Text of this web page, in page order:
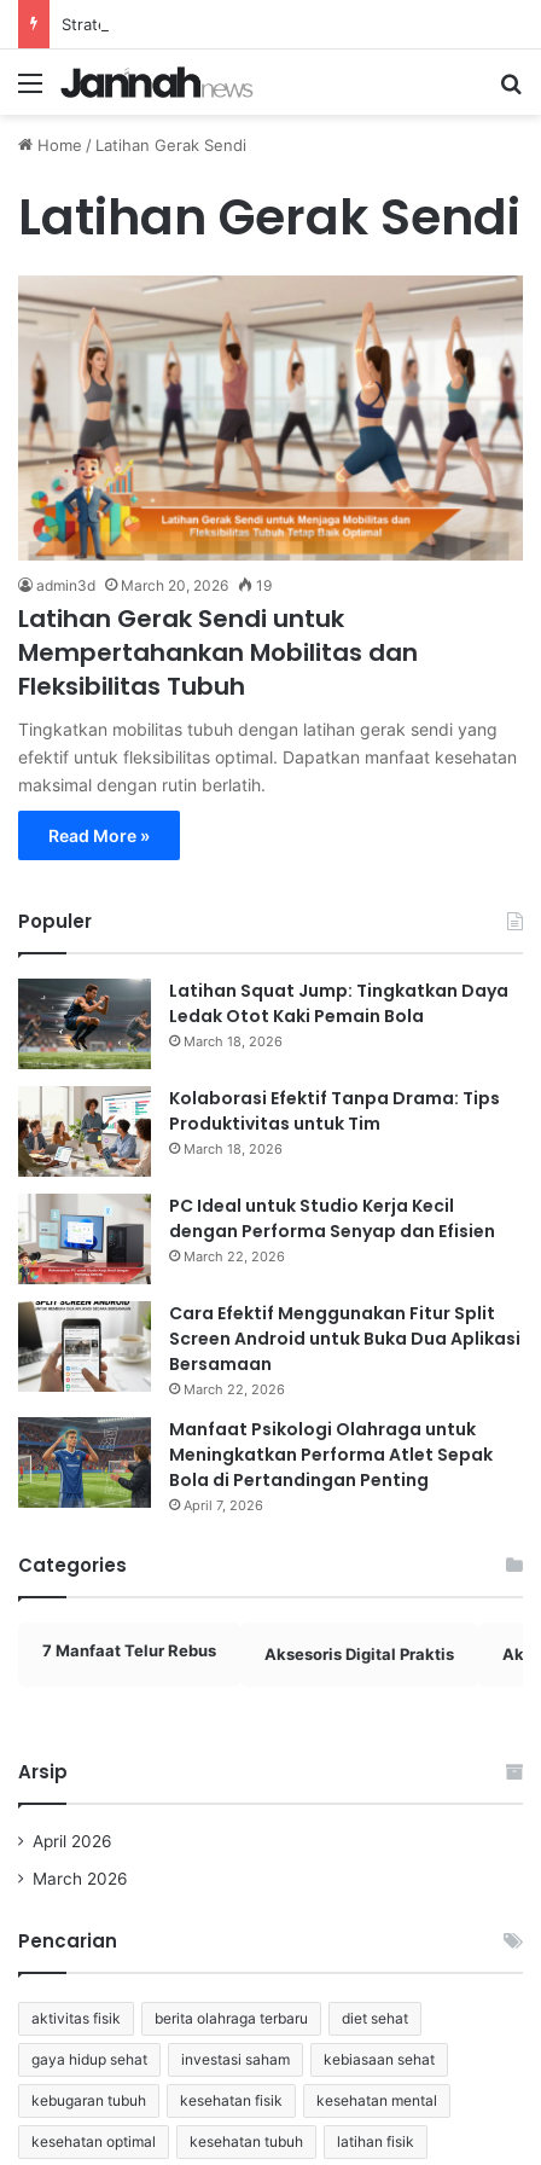
Menu
Home / Latihan Gerak Sendi
Latihan Gerak Sendi
admin3d March 20, 2026 19
Latihan Gerak Sendi untuk
Mempertahankan Mobilitas dan
Fleksibilitas Tubuh
Tingkatkan mobilitas tubuh dengan latihan gerak sendi yang
efektif untuk fleksibilitas optimal. Dapatkan manfaat kesehatan
maksimal dengan rutin berlatih.
Read More »
Populer
Latihan Squat Jump: Tingkatkan Daya
Ledak Otot Kaki Pemain Bola
March 18, 2026
Kolaborasi Efektif Tanpa Drama: Tips
Produktivitas untuk Tim
March 18, 2026
PC Ideal untuk Studio Kerja Kecil
dengan Performa Senyap dan Efisien
March 22, 2026
Cara Efektif Menggunakan Fitur Split
Screen Android untuk Buka Dua Aplikasi
Bersamaan
March 22, 2026
Manfaat Psikologi Olahraga untuk
Meningkatkan Performa Atlet Sepak
Bola di Pertandingan Penting
April 7, 2026
Categories
7 Manfaat Telur Rebus Aksesoris Digital Praktis
Arsip
April 2026
March 2026
Pencarian
aktivitas fisik berita olahraga terbaru diet sehat
gaya hidup sehat investasi saham kebiasaan sehat
kebugaran tubuh kesehatan fisik kesehatan mental
kesehatan optimal kesehatan tubuh latihan fisik